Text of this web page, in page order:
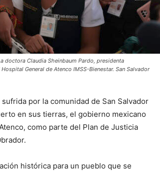
doctora Claudia Sheinbaum Pardo, presidenta
General de Atenco IMSS-Bienestar. San Salvador
por la comunidad de San Salvador
en sus tierras, el gobierno mexicano
como parte del Plan de Justicia
histórica para un pueblo que se